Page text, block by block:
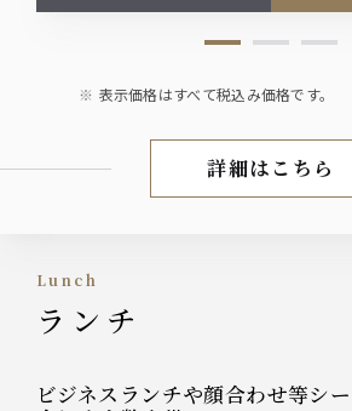
表示価格はすべて税込み価格です。
【お昼の
詳細はこちら
lunch
ランチ
ビジネスランチや顔合わせ等シ